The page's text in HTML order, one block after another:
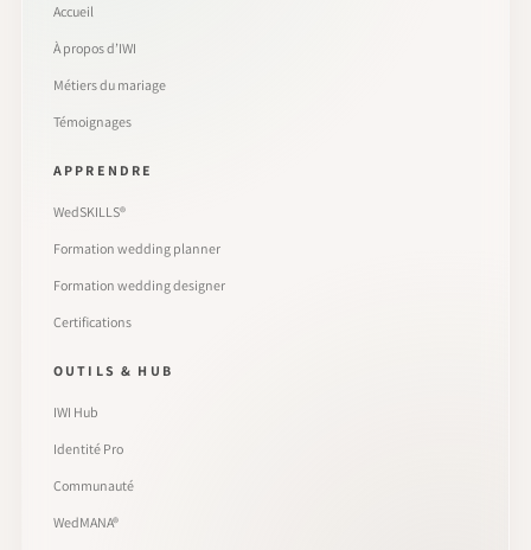
Accueil
À propos d’IWI
Métiers du mariage
Témoignages
APPRENDRE
WedSKILLS®
Formation wedding planner
Formation wedding designer
Certifications
OUTILS & HUB
IWI Hub
Identité Pro
Communauté
WedMANA®